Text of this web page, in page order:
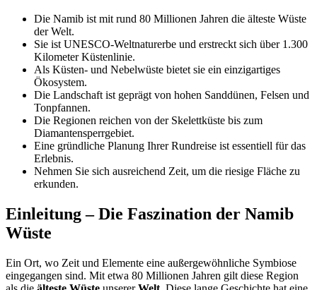
Die Namib ist mit rund 80 Millionen Jahren die älteste Wüste
der Welt.
Sie ist UNESCO-Weltnaturerbe und erstreckt sich über 1.300
Kilometer Küstenlinie.
Als Küsten- und Nebelwüste bietet sie ein einzigartiges
Ökosystem.
Die Landschaft ist geprägt von hohen Sanddünen, Felsen und
Tonpfannen.
Die Regionen reichen von der Skelettküste bis zum
Diamantensperrgebiet.
Eine gründliche Planung Ihrer Rundreise ist essentiell für das
Erlebnis.
Nehmen Sie sich ausreichend Zeit, um die riesige Fläche zu
erkunden.
Einleitung – Die Faszination der Namib
Wüste
Ein Ort, wo Zeit und Elemente eine außergewöhnliche Symbiose
eingegangen sind. Mit etwa 80 Millionen Jahren gilt diese Region